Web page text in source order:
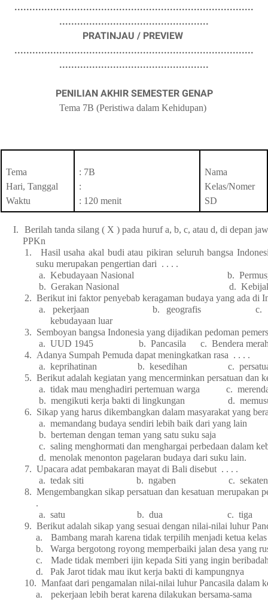
................................................................................
..................................................
PRATINJAU / PREVIEW
................................................................................
..................................................
PENILIAN AKHIR SEMESTER GENAP
Tema 7B (Peristiwa dalam Kehidupan)
Tema
Hari, Tanggal
Waktu
: 7B
:
: 120 menit
Nama
Kelas/Nomer
SD
I.
Berilah tanda silang ( X ) pada huruf a, b, c, atau d, di depan
PPKn
1.
Hasil usaha akal budi atau pikiran seluruh bangsa
suku merupakan pengertian dari . . . .
a. Kebudayaan Nasional b.
b. Gerakan Nasional d. Kebijakan
2. Berikut ini faktor penyebab keragaman budaya yang ada di
a.
pekerjaan b. geografis c.
kebudayaan luar
3. Semboyan bangsa Indonesia yang dijadikan pedoman
a. UUD 1945 b. Pancasila c. Bendera merah
4. Adanya Sumpah Pemuda dapat meningkatkan rasa . . . .
a. keprihatinan b. kesedihan c.
5. Berikut adalah kegiatan yang mencerminkan persatuan dan
a. tidak mau menghadiri pertemuan warga c.
b. mengikuti kerja bakti di lingkungan d. memusuhi
6. Sikap yang harus dikembangkan dalam masyarakat yang
a. memandang budaya sendiri lebih baik dari yang lain
b. berteman dengan teman yang satu suku saja
c. saling menghormati dan menghargai perbedaan dalam
d. menolak menonton pagelaran budaya dari
7. Upacara adat pembakaran mayat di Bali disebut . . . .
a. tedak siti b. ngaben c.
8. Mengembangkan sikap persatuan dan kesatuan merupakan
.
a. satu b. dua c. tiga
9. Berikut adalah sikap yang sesuai dengan nilai-nilai luhur
a.
Bambang marah karena tidak terpilih menjadi ketua kelas
b.
Warga bergotong royong memperbaiki jalan desa yang
c.
Made tidak memberi ijin kepada Siti yang ingin
d.
Pak Jarot tidak mau ikut kerja bakti di kampungnya
10. Manfaat dari pengamalan nilai-nilai luhur Pancasila dalam
a.
pekerjaan lebih berat karena dilakukan bersama-sama